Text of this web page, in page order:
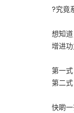
?究竟
想知
增进功
第一
第二
快啲